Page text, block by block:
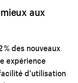
aux
des nouveaux
expérience
d'utilisation